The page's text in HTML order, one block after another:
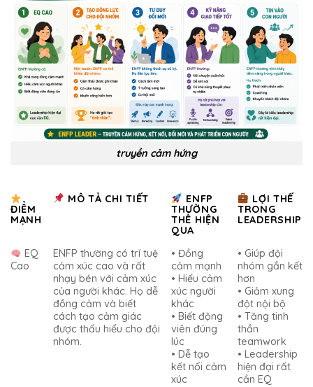
truyền cảm hứng
ĐIỂM
MẠNH
MÔ TẢ CHI TIẾT
ENFP
THƯỜNG
THỂ HIỆN
QUA
LỢI THẾ
TRONG
LEADERSHIP
EQ
Cao
ENFP thường có trí tuệ
cảm xúc cao và rất
nhạy bén với cảm xúc
của người khác. Họ dễ
đồng cảm và biết
cách tạo cảm giác
được thấu hiểu cho đội
nhóm.
• Đồng
cảm mạnh
• Hiểu cảm
xúc người
khác
• Biết động
viên đúng
lúc
• Dễ tạo
kết nối cảm
xúc
• Giúp đội
nhóm gắn kết
hơn
• Giảm xung
đột nội bộ
• Tăng tinh
thần
teamwork
• Leadership
hiện đại rất
cần EQ